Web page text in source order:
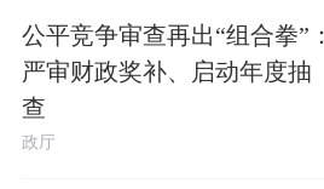
公平竞争审查再出“组合拳”：
严审财政奖补、启动年度抽
查
政厅